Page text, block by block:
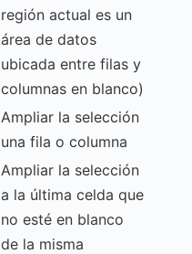
región actual es un
área de datos
ubicada entre filas y
columnas en blanco)
Ampliar la selección
una fila o columna
Ampliar la selección
a la última celda que
no esté en blanco
de la misma